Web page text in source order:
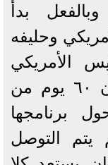
بدأ
وحليفه
الأمريكي
دونالد ترامب أنه يمنح إيران ٦٠ يوم من
برنامجها
يتم التوصل